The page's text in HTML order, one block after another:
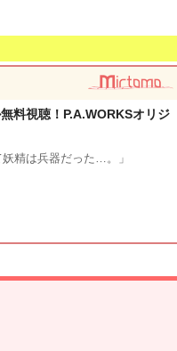
料視聴！P.A.WORKSオリジ
精は兵器だった…。」